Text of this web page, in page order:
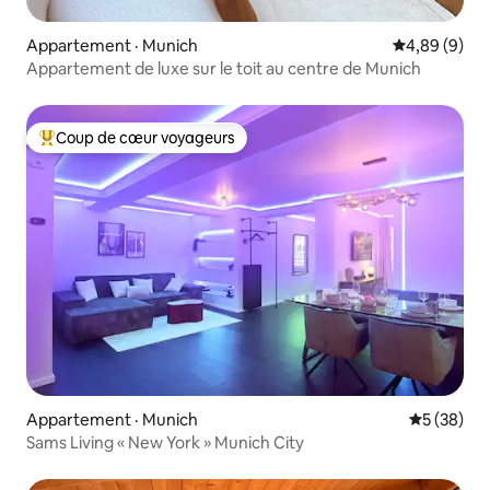
Appartement · Munich Note
4,89 (9)
Appartement de luxe sur le toit au centre de Munich
Coup de cœur voyageurs parmi les plus aimés
Coup de cœur voyageurs
Appartement · Munich Note
5 (38)
Sams Living « New York » Munich City